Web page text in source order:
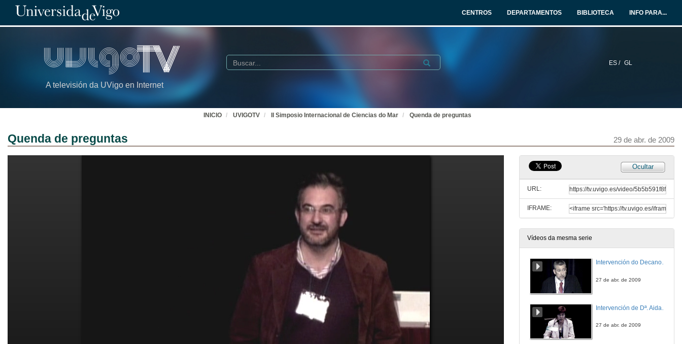
CENTROS DEPARTAMENTOS BIBLIOTECA INFO PARA...
A televisión da UVigo en Internet
ES / GL
Buscar Submit
INICIO UVIGOTV II Simposio Internacional de Ciencias do Mar Quenda de preguntas
Quenda de preguntas 29 de abr. de 2009
Ocultar
URL:
IFRAME:
Vídeos da mesma serie
Intervención do Decano de Ciencias do Mar da Universidade de Vigo
27 de abr. de 2009
27 de abr. de 2009